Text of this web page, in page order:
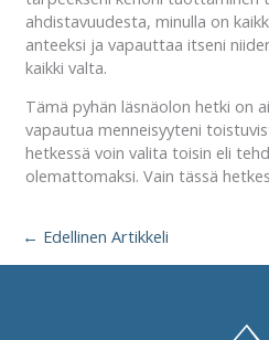
ahdistavuudesta, minulla on
anteeksi ja vapauttaa itseni
kaikki valta.
Tämä pyhän läsnäolon hetki on
vapautua menneisyyteni
hetkessä voin valita toisin eli
olemattomaksi. Vain tässä
← Edellinen Artikkeli